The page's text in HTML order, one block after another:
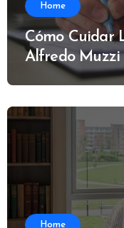
Home
Cómo Cuidar
Alfredo Muzzi
Home